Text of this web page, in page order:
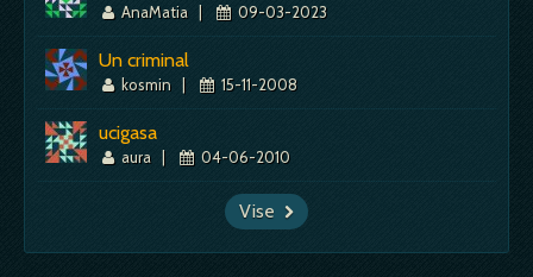
AnaMatia | 09-03-2023
Un criminal
kosmin | 15-11-2008
ucigasa
aura | 04-06-2010
Vise